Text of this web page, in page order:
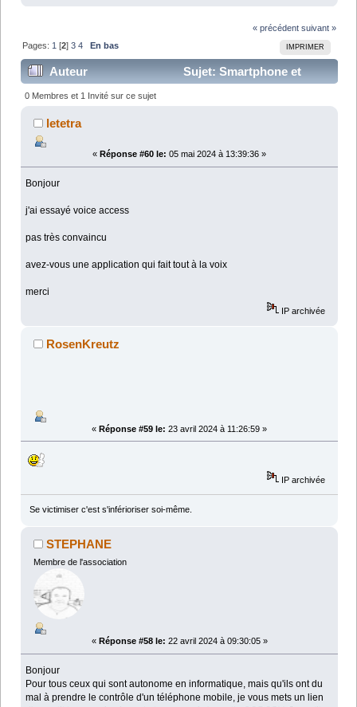
« précédent suivant »
IMPRIMER
Pages: 1 [2]3 4 En bas
Auteur
Sujet: Smartphone et
handicap moteur (Lu 103616 fois)
0 Membres et 1 Invité sur ce sujet
letetra
« Réponse #60 le: 05 mai 2024 à 13:39:36 »
Bonjour
j'ai essayé voice access
pas très convaincu
avez-vous une application qui fait tout à la voix
merci
IP archivée
RosenKreutz
« Réponse #59 le: 23 avril 2024 à 11:26:59 »
IP archivée
Se victimiser c'est s'inférioriser soi-même.
STEPHANE
Membre de l'association
« Réponse #58 le: 22 avril 2024 à 09:30:05 »
Bonjour
Pour tous ceux qui sont autonome en informatique, mais qu'ils ont du
mal à prendre le contrôle d'un téléphone mobile, je vous mets un lien